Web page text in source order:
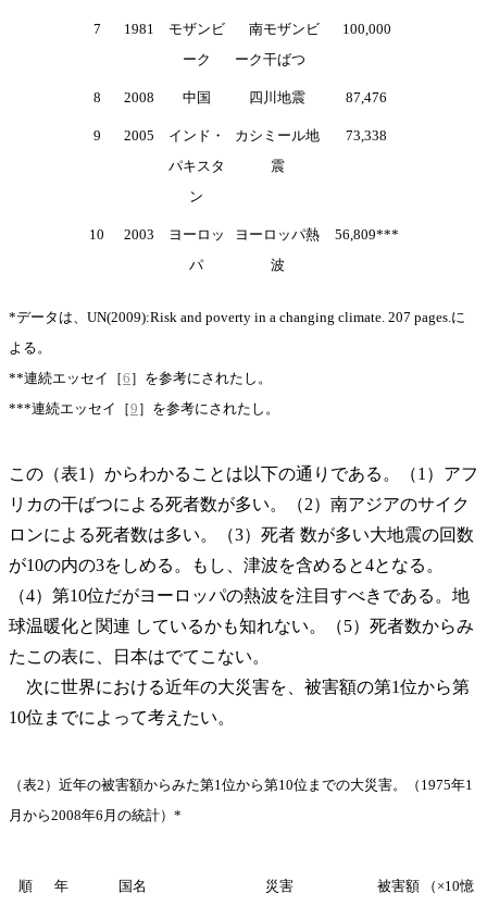
7 1981
モザンビ
ーク
南モザンビ
ーク干ばつ
100,000
8 2008 中国 四川地震 87,476
9 2005
インド・
パキスタ
ン
カシミール地
震
73,338
10 2003
ヨーロッ
パ
ヨーロッパ熱
波
56,809***
*データは、UN(2009):Risk and poverty in a changing climate. 207 pages.に
よる。
**連続エッセイ［6 ］を参考にされたし。
***連続エッセイ［9 ］を参考にされたし。
この（表1）からわかることは以下の通りである。（1）アフ
リカの干ばつによる死者数が多い。（2）南アジアのサイク
ロンによる死者数は多い。（3）死者 数が多い大地震の回数
が10の内の3をしめる。もし、津波を含めると4となる。
（4）第10位だがヨーロッパの熱波を注目すべきである。地
球温暖化と関連 しているかも知れない。（5）死者数からみ
たこの表に、日本はでてこない。
次に世界における近年の大災害を、被害額の第1位から第
10位までによって考えたい。
（表2）近年の被害額からみた第1位から第10位までの大災害。（1975年1
月から2008年6月の統計）*
順
年 国名 災害
被害額 （×10憶